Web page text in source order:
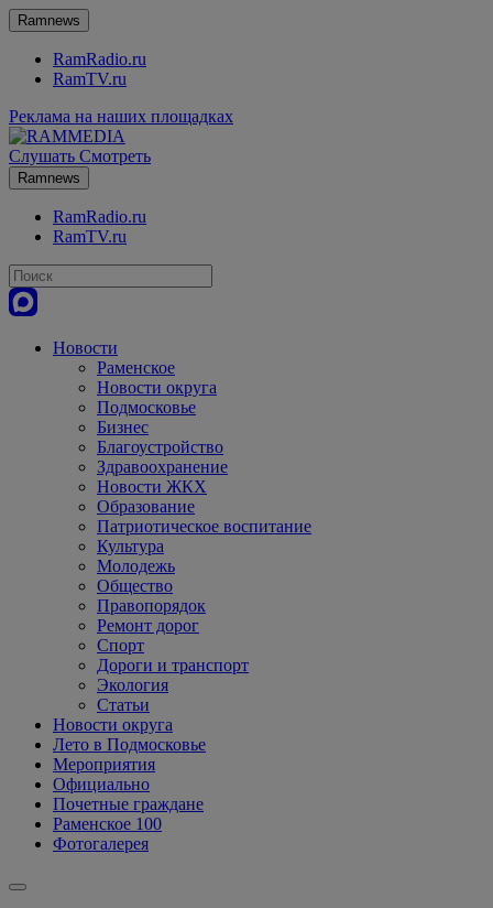
Ramnews
RamRadio.ru
RamTV.ru
Реклама на наших площадках
Слушать Смотреть
Ramnews
RamRadio.ru
RamTV.ru
Новости
Раменское
Новости округа
Подмосковье
Бизнес
Благоустройство
Здравоохранение
Новости ЖКХ
Образование
Патриотическое воспитание
Культура
Молодежь
Общество
Правопорядок
Ремонт дорог
Спорт
Дороги и транспорт
Экология
Статьи
Новости округа
Лето в Подмосковье
Мероприятия
Официально
Почетные граждане
Раменское 100
Фотогалерея